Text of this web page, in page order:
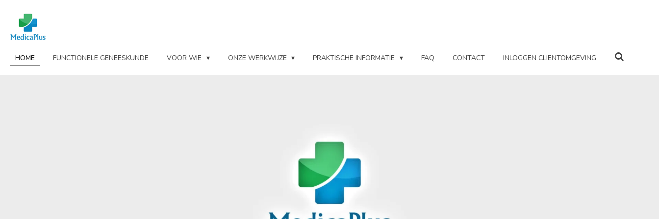
direct
naar
hoofdinhoud
HOME FUNCTIONELE GENEESKUNDE VOOR WIE ONZE WERKWIJZE PRAKTISCHE INFORMATIE FAQ CONTACT INLOGGEN CLIENTOMGEVING